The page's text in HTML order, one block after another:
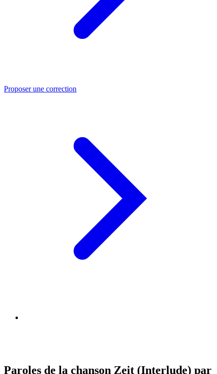
Proposer une correction
Paroles de la chanson Zeit (Interlude) par